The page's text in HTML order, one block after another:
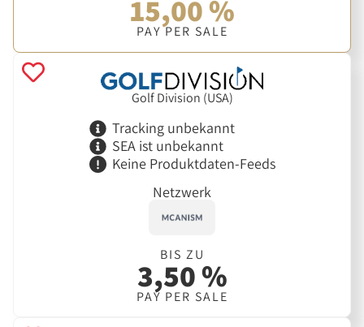
15,00 %
PAY PER SALE
Golf Division (USA)
Tracking unbekannt
SEA ist unbekannt
Keine Produktdaten-Feeds
Netzwerk
BIS ZU
3,50 %
PAY PER SALE